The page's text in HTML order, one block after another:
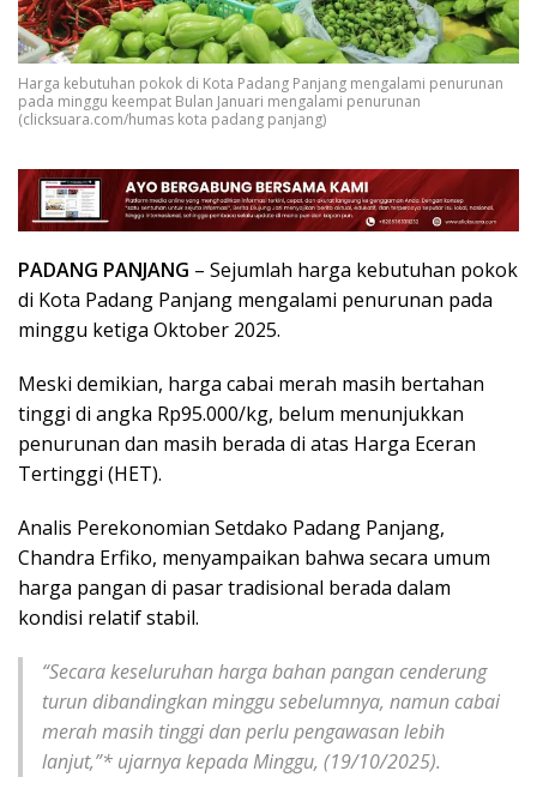
Harga kebutuhan pokok di Kota Padang Panjang mengalami penurunan
pada minggu keempat Bulan Januari mengalami penurunan
(clicksuara.com/humas kota padang panjang)
PADANG PANJANG – Sejumlah harga kebutuhan pokok
di Kota Padang Panjang mengalami penurunan pada
minggu ketiga Oktober 2025.
Meski demikian, harga cabai merah masih bertahan
tinggi di angka Rp95.000/kg, belum menunjukkan
penurunan dan masih berada di atas Harga Eceran
Tertinggi (HET).
Analis Perekonomian Setdako Padang Panjang,
Chandra Erfiko, menyampaikan bahwa secara umum
harga pangan di pasar tradisional berada dalam
kondisi relatif stabil.
“Secara keseluruhan harga bahan pangan cenderung
turun dibandingkan minggu sebelumnya, namun cabai
merah masih tinggi dan perlu pengawasan lebih
lanjut,”* ujarnya kepada Minggu, (19/10/2025).